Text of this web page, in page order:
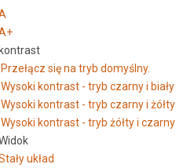
kontrast
Przełącz się na tryb domyślny.
Wysoki kontrast - tryb czarny i biały
Wysoki kontrast - tryb czarny i żółty
Wysoki kontrast - tryb żółty i czarny
układ